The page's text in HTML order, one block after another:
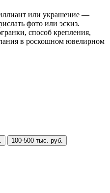
или украшение —
фото или эскиз.
способ крепления,
в роскошном ювелирном
100-500 тыс. руб.